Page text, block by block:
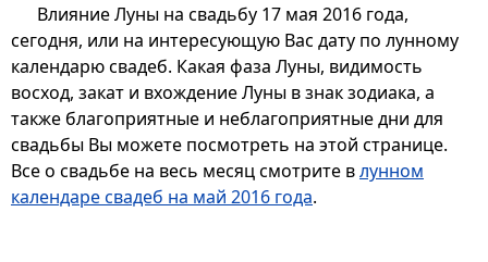
Влияние Луны на свадьбу 17 мая 2016 года,
сегодня, или на интересующую Вас дату по лунному
календарю свадеб. Какая фаза Луны, видимость
восход, закат и вхождение Луны в знак зодиака, а
также благоприятные и неблагоприятные дни для
свадьбы Вы можете посмотреть на этой странице.
Все о свадьбе на весь месяц смотрите влунном
календаре свадеб на май 2016 года.